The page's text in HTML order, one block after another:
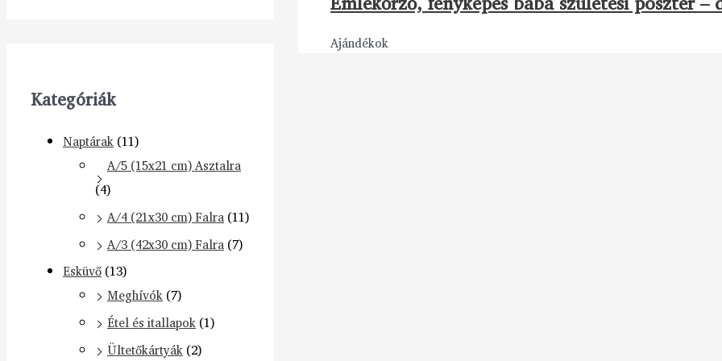
Kategóriák
Naptárak (11)
A/5 (15x21 cm) Asztalra
(4)
A/4 (21x30 cm) Falra (11)
A/3 (42x30 cm) Falra (7)
Esküvő (13)
Meghívók (7)
Étel és itallapok (1)
Ültetőkártyák (2)
Ajándékok